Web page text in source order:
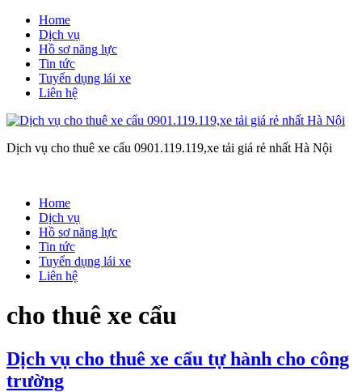
Home
Dịch vụ
Hồ sơ năng lực
Tin tức
Tuyển dụng lái xe
Liên hệ
Dịch vụ cho thuê xe cẩu 0901.119.119,xe tải giá rẻ nhất Hà Nội
Home
Dịch vụ
Hồ sơ năng lực
Tin tức
Tuyển dụng lái xe
Liên hệ
cho thuê xe cẩu
Dịch vụ cho thuê xe cẩu tự hành cho công
trường